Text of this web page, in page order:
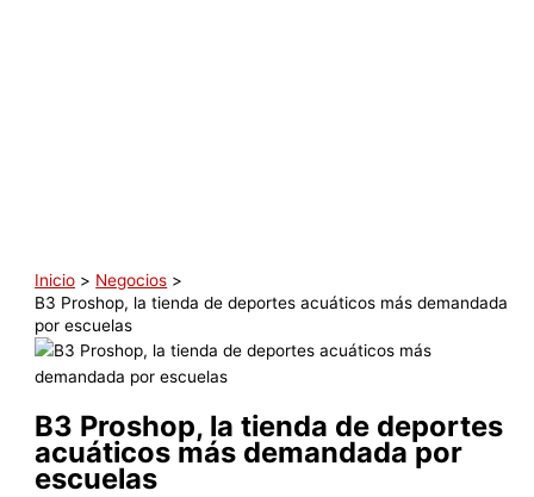
Inicio
Negocios
B3 Proshop, la tienda de deportes acuáticos más demandada
por escuelas
B3 Proshop, la tienda de deportes
acuáticos más demandada por
escuelas